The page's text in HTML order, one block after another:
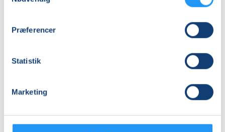
Præferencer
Statistik
Marketing
(LOF
Se på kort
Praktiske oplysninger